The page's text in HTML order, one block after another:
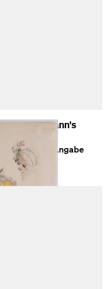
Ackermann's
29, No. 72
Keine Angabe
(Herst.)